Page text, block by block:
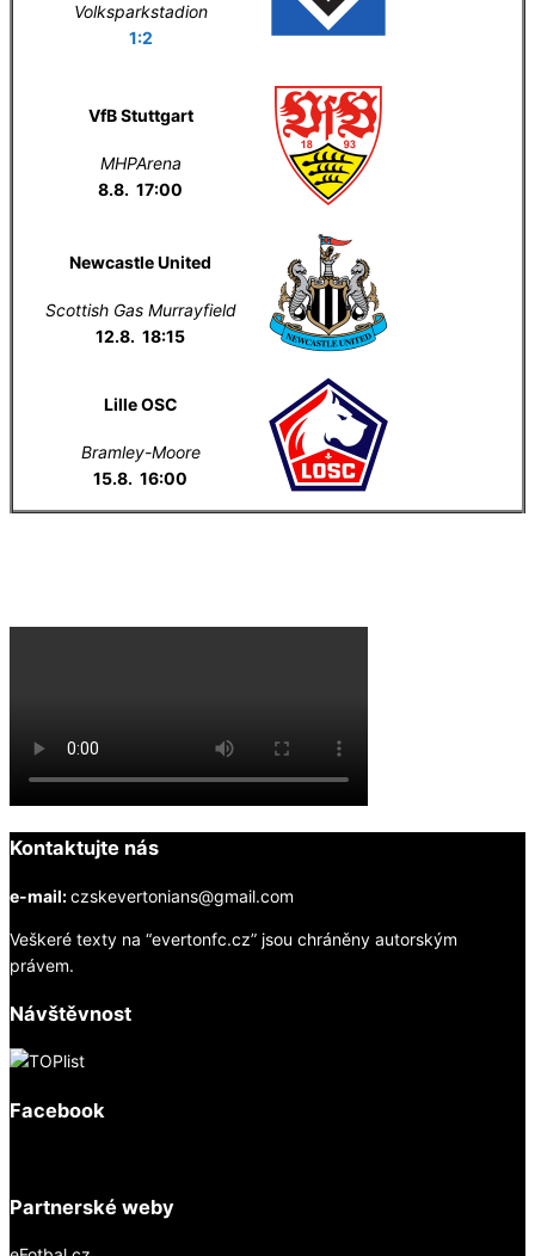
Volksparkstadion
1:2
VfB Stuttgart
MHPArena
8.8. 17:00
Newcastle United
Scottish Gas Murrayfield
12.8. 18:15
Lille OSC
Bramley-Moore
15.8. 16:00
Kontaktujte nás
e-mail:czskevertonians@gmail.com
Veškeré texty na “evertonfc.cz” jsou chráněny autorským
právem.
Návštěvnost
Facebook
Partnerské weby